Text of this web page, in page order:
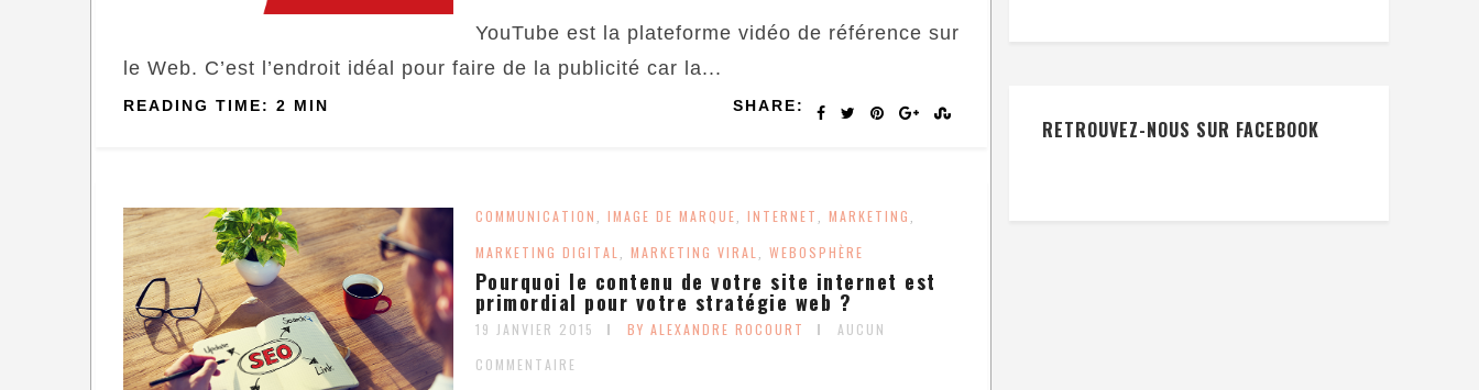
YouTube est la plateforme vidéo de référence sur
le Web. C’est l’endroit idéal pour faire de la publicité car la...
SHARE:
READING TIME: 2 MIN
COMMUNICATION IMAGE DE MARQUE INTERNET MARKETING
MARKETING DIGITAL MARKETING VIRAL WEBOSPHÈRE
Pourquoi le contenu de votre site internet est
primordial pour votre stratégie web ?
19 JANVIER 2015 BY ALEXANDRE ROCOURT
AUCUN
COMMENTAIRE
RETROUVEZ-NOUS SUR FACEBOOK